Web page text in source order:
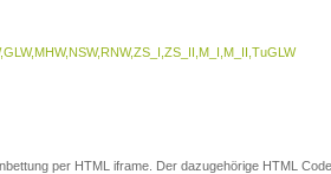
per HTML iframe. Der dazugehörige HTML